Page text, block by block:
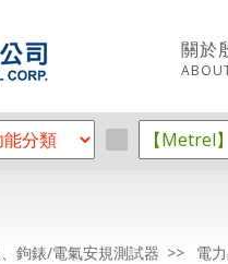
關於
鉤錶/電氣安規測試器 電